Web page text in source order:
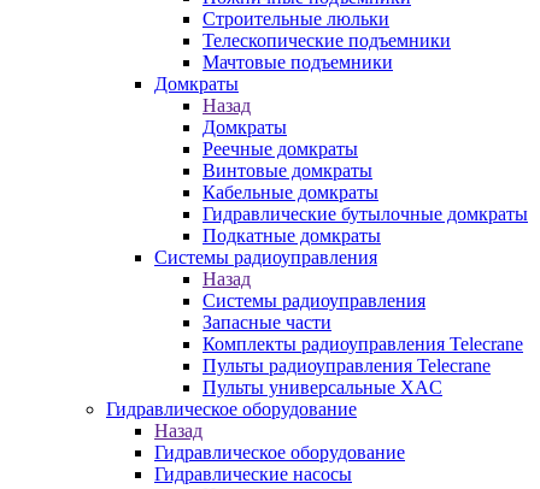
Строительные люльки
Телескопические подъемники
Мачтовые подъемники
Домкраты
Назад
Домкраты
Реечные домкраты
Винтовые домкраты
Кабельные домкраты
Гидравлические бутылочные домкраты
Подкатные домкраты
Системы радиоуправления
Назад
Системы радиоуправления
Запасные части
Комплекты радиоуправления Telecrane
Пульты радиоуправления Telecrane
Пульты универсальные XAC
Гидравлическое оборудование
Назад
Гидравлическое оборудование
Гидравлические насосы